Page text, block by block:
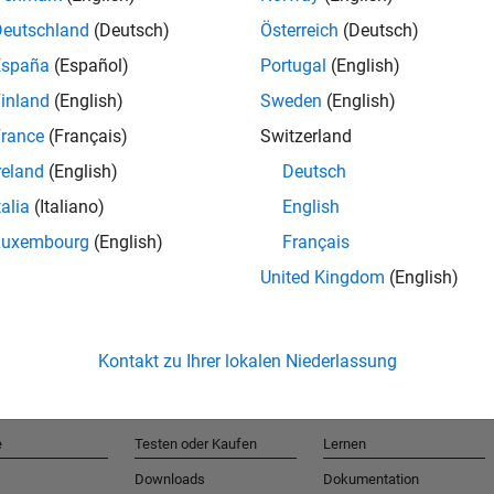
(Deutsch)
(Español)
(English)
(Français)
(English)
(Italiano)
(English)
Österreich (Deutsch)
Portugal (English)
Sweden (English)
Switzerland
Deutsch
English
Français
United Kingdom (English)
Kontakt zu Ihrer lokalen Niederlassung
Testen oder Kaufen
Downloads
Lernen
Dokumentation